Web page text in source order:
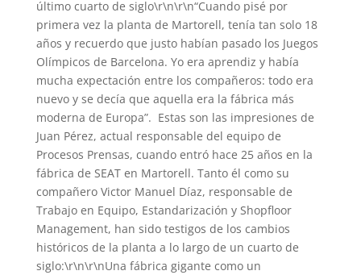
último cuarto de siglo\r\n\r\n“Cuando pisé por
primera vez la planta de Martorell, tenía tan solo 18
años y recuerdo que justo habían pasado los Juegos
Olímpicos de Barcelona. Yo era aprendiz y había
mucha expectación entre los compañeros: todo era
nuevo y se decía que aquella era la fábrica más
moderna de Europa”. Estas son las impresiones de
Juan Pérez, actual responsable del equipo de
Procesos Prensas, cuando entró hace 25 años en la
fábrica de SEAT en Martorell. Tanto él como su
compañero Victor Manuel Díaz, responsable de
Trabajo en Equipo, Estandarización y Shopfloor
Management, han sido testigos de los cambios
históricos de la planta a lo largo de un cuarto de
siglo:\r\n\r\nUna fábrica gigante como un